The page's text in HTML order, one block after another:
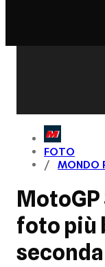
FOTO
MONDO
MotoGP
foto più